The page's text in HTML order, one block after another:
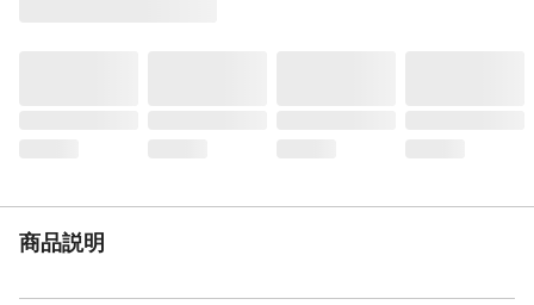
本体サイズ-高さ(cm) 2.5
本体重量(g)
国
商品説明